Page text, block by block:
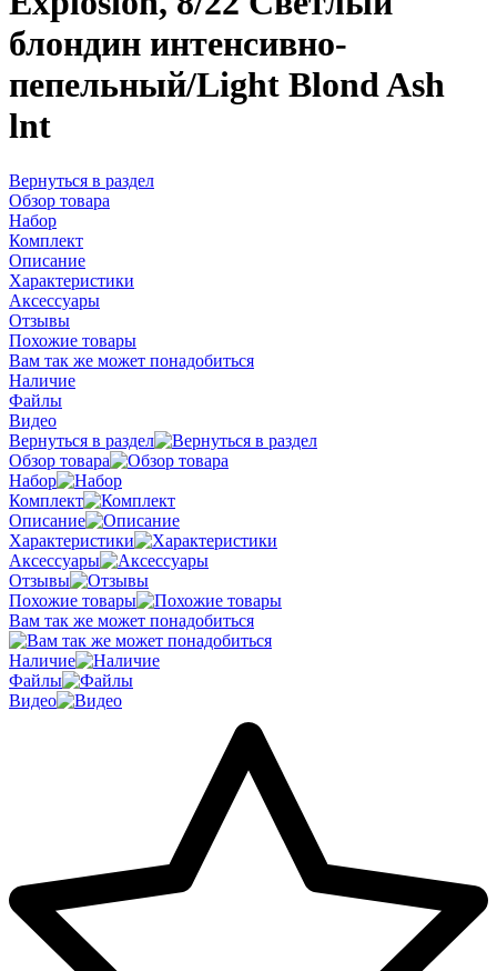
блондин интенсивно-
пепельный/Light Blond Ash
lnt
Вернуться в раздел
Обзор товара
Набор
Комплект
Описание
Характеристики
Аксессуары
Отзывы
Похожие товары
Вам так же может понадобиться
Наличие
Файлы
Видео
Вернуться в раздел
Обзор товара
Набор
Комплект
Описание
Характеристики
Аксессуары
Отзывы
Похожие товары
Вам так же может понадобиться
Наличие
Файлы
Видео